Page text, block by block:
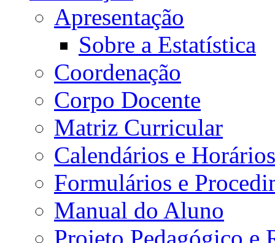
Apresentação
Sobre a Estatística
Coordenação
Corpo Docente
Matriz Curricular
Calendários e Horários
Formulários e
Manual do Aluno
Projeto Pedagógico e